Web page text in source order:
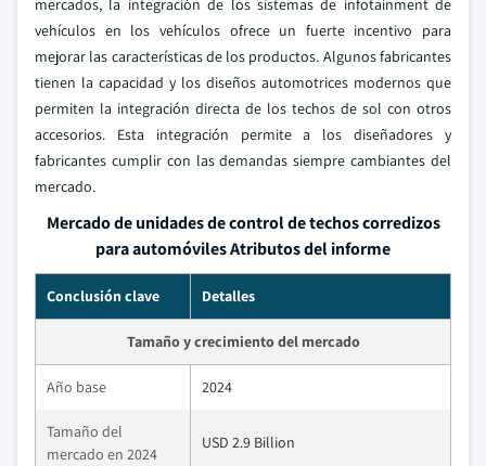
mercados, la integración de los sistemas de infotainment de
vehículos en los vehículos ofrece un fuerte incentivo para
mejorar las características de los productos. Algunos fabricantes
tienen la capacidad y los diseños automotrices modernos que
permiten la integración directa de los techos de sol con otros
accesorios. Esta integración permite a los diseñadores y
fabricantes cumplir con las demandas siempre cambiantes del
mercado.
Mercado de unidades de control de techos corredizos
para automóviles Atributos del informe
Conclusión clave Detalles
Tamaño y crecimiento del mercado
Año base 2024
Tamaño del
mercado en 2024
USD 2.9 Billion